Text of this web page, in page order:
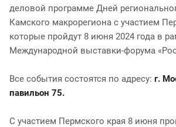
деловой программе Дней
Камского макрорегиона с участием
которые пройдут 8 июня 2024 года в
Международной выставки-форума
Все события состоятся по адресу: г.
павильон 75.
С участием Пермского края 8 июня